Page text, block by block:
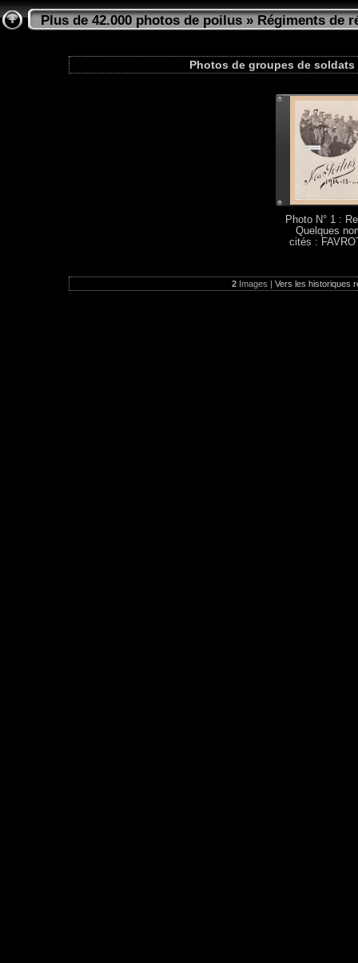
Plus de 42.000 photos de poilus»Régiments de
Photos de groupes de soldats
Photo N° 1 :
Quelques
cités :
2Images | Vers les historiques